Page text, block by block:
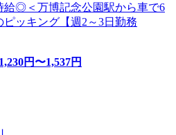
給◎＜万博記念公園駅から車で6
ッキング【週2～3日勤務
円〜1,537円